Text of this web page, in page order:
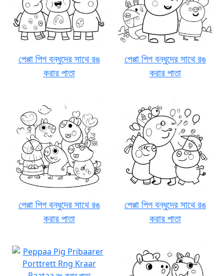
পেপ্পা পিগ বন্ধুদের সাথে রঙ
করার পাতা
পেপ্পা পিগ বন্ধুদের সাথে রঙ
করার পাতা
পেপ্পা পিগ বন্ধুদের সাথে রঙ
করার পাতা
পেপ্পা পিগ বন্ধুদের সাথে রঙ
করার পাতা